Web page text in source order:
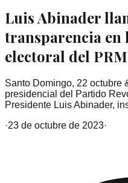
Luis Abinader
transparencia en
electoral del PRM
Santo Domingo, 22 octubre
presidencial del Partido
Presidente Luis Abinader,
·23 de octubre de 2023·